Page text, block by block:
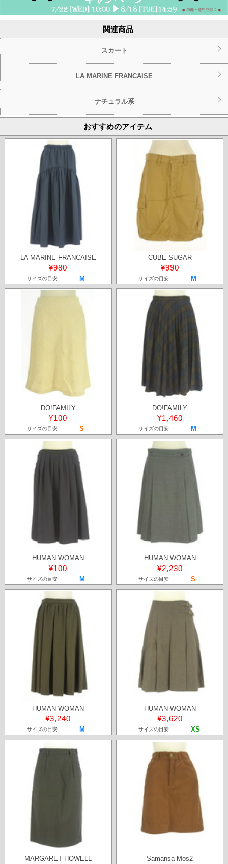
関連商品
スカート
LA MARINE FRANCAISE
ナチュラル系
おすすめのアイテム
LA MARINE FRANCAISE
¥980
サイズの目安 M
CUBE SUGAR
¥990
サイズの目安 M
DO!FAMILY
¥100
サイズの目安 S
DO!FAMILY
¥1,460
サイズの目安 M
HUMAN WOMAN
¥100
サイズの目安 M
HUMAN WOMAN
¥2,230
サイズの目安 S
HUMAN WOMAN
¥3,240
サイズの目安 M
HUMAN WOMAN
¥3,620
サイズの目安 XS
MARGARET HOWELL Samansa Mos2